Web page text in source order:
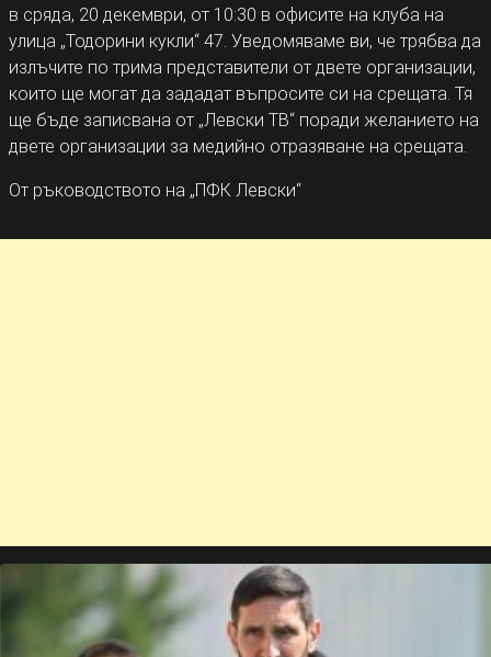
в сряда, 20 декември, от 10:30 в офисите на клуба на
улица „Тодорини кукли“ 47. Уведомяваме ви, че трябва да
излъчите по трима представители от двете организации,
които ще могат да зададат въпросите си на срещата. Тя
ще бъде записвана от „Левски ТВ“ поради желанието на
двете организации за медийно отразяване на срещата.
От ръководството на „ПФК Левски“